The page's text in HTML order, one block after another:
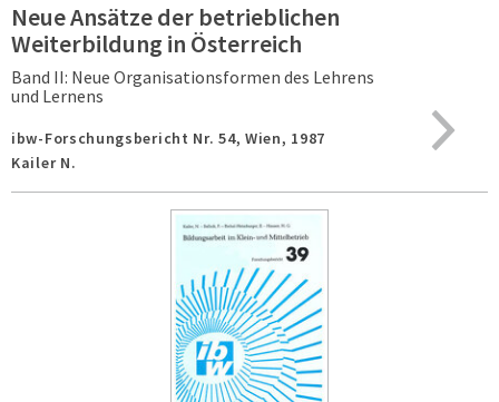
Neue Ansätze der betrieblichen
Weiterbildung in Österreich
Band II: Neue Organisationsformen des Lehrens
und Lernens
ibw-Forschungsbericht Nr. 54, Wien, 1987
Kailer N.